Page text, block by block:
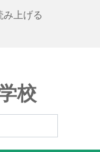
み上げる
校